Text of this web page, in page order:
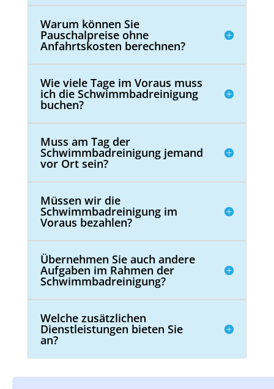
Warum können Sie
Pauschalpreise ohne
Anfahrtskosten berechnen?
Wie viele Tage im Voraus muss
ich die Schwimmbadreinigung
buchen?
Muss am Tag der
Schwimmbadreinigung jemand
vor Ort sein?
Müssen wir die
Schwimmbadreinigung im
Voraus bezahlen?
Übernehmen Sie auch andere
Aufgaben im Rahmen der
Schwimmbadreinigung?
Welche zusätzlichen
Dienstleistungen bieten Sie
an?